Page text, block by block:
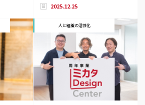
2025.12.25
人と組織の活性化